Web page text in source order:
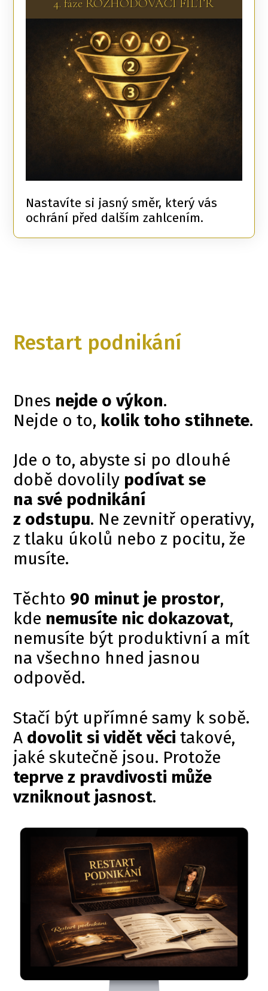
4. fáze ROZHODOVACÍ FILTR
Nastavíte si jasný směr, který vás
ochrání před dalším zahlcením.
Restart podnikání
Dnes nejde o výkon.
Nejde o to, kolik toho stihnete.
Jde o to, abyste si po dlouhé
době dovolily podívat se
na své podnikání
z odstupu. Ne zevnitř operativy,
z tlaku úkolů nebo z pocitu, že
musíte.
Těchto 90 minut je prostor,
kde nemusíte nic dokazovat,
nemusíte být produktivní a mít
na všechno hned jasnou
odpověd.
Stačí být upřímné samy k sobě.
A dovolit si vidět věci takové,
jaké skutečně jsou. Protože
teprve z pravdivosti může
vzniknout jasnost.